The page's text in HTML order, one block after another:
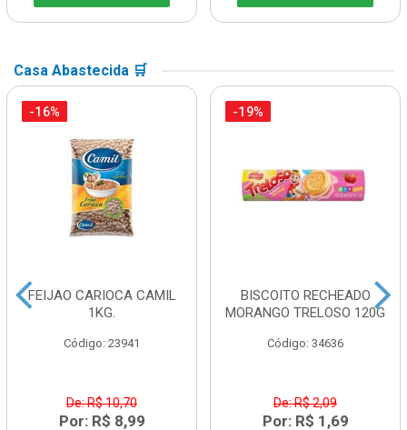
Casa Abastecida 🛒
-16%
FEIJAO CARIOCA CAMIL
1KG.
Código: 23941
De: R$ 10,70
Por: R$ 8,99
-19%
BISCOITO RECHEADO
MORANGO TRELOSO 120G
Código: 34636
De: R$ 2,09
Por: R$ 1,69